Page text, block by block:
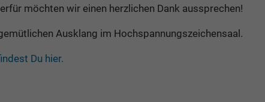
möchten wir einen herzlichen Dank aussprechen!
Ausklang im Hochspannungszeichensaal.
Du hier.